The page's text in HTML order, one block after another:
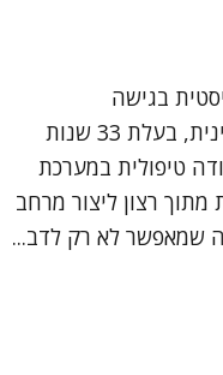
בגישה
פסיכואנליטית ועובדת סוציאלית קלינית, בעלת 33 שנות
טיפולית במערכת
רצון ליצור מרחב
שמאפשר לא רק לדב...